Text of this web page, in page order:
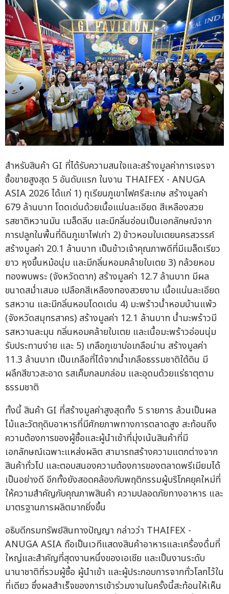
สำหรับสินค้า GI ที่ได้รับความสนใจและสร้างมูลค่าการเจรจา
ซื้อขายสูงสุด 5 อันดับแรก ในงาน THAIFEX - ANUGA
ASIA 2026 ได้แก่ 1) ทุเรียนภูเขาไฟศรีสะเกษ สร้างมูลค่า
679 ล้านบาท โดดเด่นด้วยเนื้อแน่นละเอียด สีเหลืองสวย
รสชาติหวานมัน เมล็ดลีบ และมีกลิ่นอ่อนเป็นเอกลักษณ์จาก
การปลูกในพื้นที่ดินภูเขาไฟเก่า 2) ข้าวหอมใบเตยนครสวรรค์
สร้างมูลค่า 20.1 ล้านบาท เป็นข้าวเจ้าคุณภาพดีที่มีเมล็ดเรียว
ยาว หุงขึ้นหม้อนุ่ม และมีกลิ่นหอมคล้ายใบเตย 3) กล้วยหอม
ทองพบพระ (จังหวัดตาก) สร้างมูลค่า 12.7 ล้านบาท มีผล
ขนาดสม่ำเสมอ เปลือกสีเหลืองทองสวยงาม เนื้อแน่นละเอียด
รสหวาน และมีกลิ่นหอมโดดเด่น 4) มะพร้าวน้ำหอมบ้านแพ้ว
(จังหวัดสมุทรสาคร) สร้างมูลค่า 12.1 ล้านบาท น้ำมะพร้าวมี
รสหวานละมุน กลิ่นหอมคล้ายใบเตย และเนื้อมะพร้าวอ่อนนุ่ม
รับประทานง่าย และ 5) เกลือภูเขาบ่อเกลือน่าน สร้างมูลค่า
11.3 ล้านบาท เป็นเกลือที่ได้จากน้ำเกลือธรรมชาติใต้ดิน มี
ผลึกสีขาวสะอาด รสเค็มกลมกล่อม และอุดมด้วยแร่ธาตุตาม
ธรรมชาติ
ทั้งนี้ สินค้า GI ที่สร้างมูลค่าสูงสุดทั้ง 5 รายการ ล้วนเป็นผล
ไม้และวัตถุดิบอาหารที่มีศักยภาพทางการตลาดสูง สะท้อนถึง
ความต้องการของผู้ซื้อและผู้นำเข้าที่มุ่งเน้นสินค้าที่มี
เอกลักษณ์เฉพาะแหล่งผลิต สามารถสร้างความแตกต่างจาก
สินค้าทั่วไป และตอบสนองความต้องการของตลาดพรีเมียมได้
เป็นอย่างดี อีกทั้งยังสอดคล้องกับพฤติกรรมผู้บริโภคยุคใหม่ที่
ให้ความสำคัญกับคุณภาพสินค้า ความปลอดภัยทางอาหาร และ
มาตรฐานการผลิตมากยิ่งขึ้น
อธิบดีกรมทรัพย์สินทางปัญญา กล่าวว่า THAIFEX -
ANUGA ASIA ถือเป็นเวทีแสดงสินค้าอาหารและเครื่องดื่มที่
ใหญ่และสำคัญที่สุดงานหนึ่งของเอเชีย และเป็นงานระดับ
นานาชาติที่รวมผู้ซื้อ ผู้นำเข้า และผู้ประกอบการจากทั่วโลกไว้ใน
ที่เดียว ซึ่งผลสำเร็จของการเข้าร่วมงานในครั้งนี้สะท้อนให้เห็น